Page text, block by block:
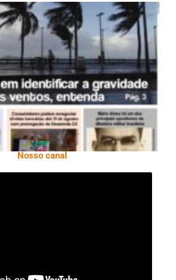
366 01 A 07 De Agosto De
2026
Nosso canal